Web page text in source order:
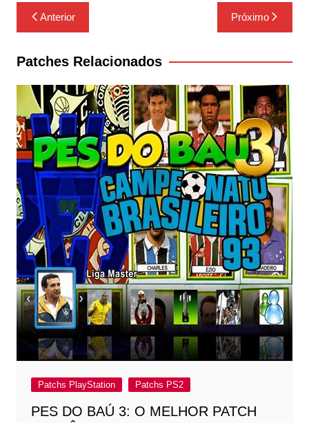
Navegação
de
Post
Anterior Próximo
Patches Relacionados
Patchs PlayStation Patchs PS2
PES DO BAÚ 3: O MELHOR PATCH